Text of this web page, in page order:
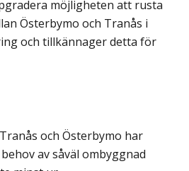
möjligheten att rusta
Österbymo och Tranås i
och tillkännager detta för
och Österbymo har
av såväl om­byggnad